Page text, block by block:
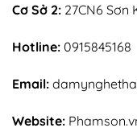
Cơ Sở 2: 27CN6 Sơn
Hotline: 0915845168
Email:
Website: